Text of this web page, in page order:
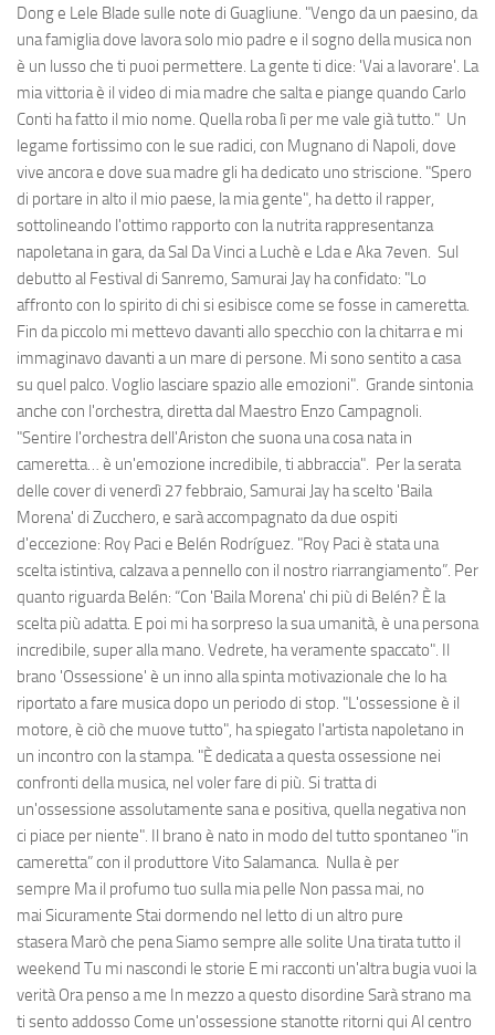
Dong e Lele Blade sulle note di Guagliune. "Vengo da un paesino, da
una famiglia dove lavora solo mio padre e il sogno della musica non
è un lusso che ti puoi permettere. La gente ti dice: 'Vai a lavorare'. La
mia vittoria è il video di mia madre che salta e piange quando Carlo
Conti ha fatto il mio nome. Quella roba lì per me vale già tutto." Un
legame fortissimo con le sue radici, con Mugnano di Napoli, dove
vive ancora e dove sua madre gli ha dedicato uno striscione. "Spero
di portare in alto il mio paese, la mia gente", ha detto il rapper,
sottolineando l'ottimo rapporto con la nutrita rappresentanza
napoletana in gara, da Sal Da Vinci a Luchè e Lda e Aka 7even. Sul
debutto al Festival di Sanremo, Samurai Jay ha confidato: "Lo
affronto con lo spirito di chi si esibisce come se fosse in cameretta.
Fin da piccolo mi mettevo davanti allo specchio con la chitarra e mi
immaginavo davanti a un mare di persone. Mi sono sentito a casa
su quel palco. Voglio lasciare spazio alle emozioni". Grande sintonia
anche con l'orchestra, diretta dal Maestro Enzo Campagnoli.
"Sentire l'orchestra dell'Ariston che suona una cosa nata in
cameretta… è un'emozione incredibile, ti abbraccia". Per la serata
delle cover di venerdì 27 febbraio, Samurai Jay ha scelto 'Baila
Morena' di Zucchero, e sarà accompagnato da due ospiti
d'eccezione: Roy Paci e Belén Rodríguez. "Roy Paci è stata una
scelta istintiva, calzava a pennello con il nostro riarrangiamento”. Per
quanto riguarda Belén: “Con 'Baila Morena' chi più di Belén? È la
scelta più adatta. E poi mi ha sorpreso la sua umanità, è una persona
incredibile, super alla mano. Vedrete, ha veramente spaccato". Il
brano 'Ossessione' è un inno alla spinta motivazionale che lo ha
riportato a fare musica dopo un periodo di stop. "L'ossessione è il
motore, è ciò che muove tutto", ha spiegato l'artista napoletano in
un incontro con la stampa. "È dedicata a questa ossessione nei
confronti della musica, nel voler fare di più. Si tratta di
un'ossessione assolutamente sana e positiva, quella negativa non
ci piace per niente". Il brano è nato in modo del tutto spontaneo "in
cameretta” con il produttore Vito Salamanca. Nulla è per
sempre Ma il profumo tuo sulla mia pelle Non passa mai, no
mai Sicuramente Stai dormendo nel letto di un altro pure
stasera Marò che pena Siamo sempre alle solite Una tirata tutto il
weekend Tu mi nascondi le storie E mi racconti un'altra bugia vuoi la
verità Ora penso a me In mezzo a questo disordine Sarà strano ma
ti sento addosso Come un'ossessione stanotte ritorni qui Al centro